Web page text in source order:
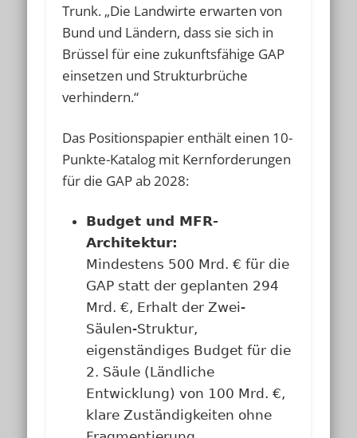
Trunk. „Die Landwirte erwarten von
Bund und Ländern, dass sie sich in
Brüssel für eine zukunftsfähige GAP
einsetzen und Strukturbrüche
verhindern.“
Das Positionspapier enthält einen 10-
Punkte-Katalog mit Kernforderungen
für die GAP ab 2028:
Budget und MFR-
Architektur:
Mindestens 500 Mrd. € für die
GAP statt der geplanten 294
Mrd. €, Erhalt der Zwei-
Säulen-Struktur,
eigenständiges Budget für die
2. Säule (Ländliche
Entwicklung) von 100 Mrd. €,
klare Zuständigkeiten ohne